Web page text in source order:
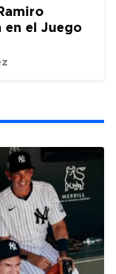
en el Juego